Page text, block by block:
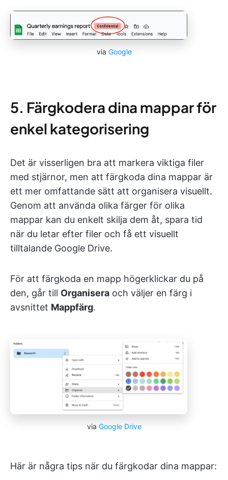
via Google
5. Färgkodera dina mappar för
enkel kategorisering
Det är visserligen bra att markera viktiga filer
med stjärnor, men att färgkoda dina mappar är
ett mer omfattande sätt att organisera visuellt.
Genom att använda olika färger för olika
mappar kan du enkelt skilja dem åt, spara tid
när du letar efter filer och få ett visuellt
tilltalande Google Drive.
För att färgkoda en mapp högerklickar du på
den, går till Organisera och väljer en färg i
avsnittet Mappfärg.
via Google Drive
Här är några tips när du färgkodar dina mappar: